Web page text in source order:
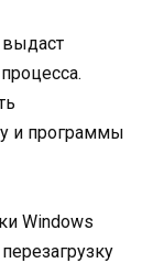
и программы
Windows